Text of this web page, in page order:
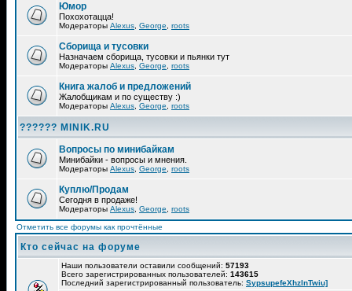
Юмор
Похохотацца!
Модераторы Alexus George roots
Сборища и тусовки
Назначаем сборища, тусовки и пьянки тут
Модераторы Alexus George roots
Книга жалоб и предложений
Жалобщикам и по существу :)
Модераторы Alexus George roots
?????? MINIK.RU
Вопросы по минибайкам
Минибайки - вопросы и мнения.
Модераторы Alexus George roots
Куплю/Продам
Сегодня в продаже!
Модераторы Alexus George roots
Отметить все форумы как прочтённые
Кто сейчас на форуме
Наши пользователи оставили сообщений: 57193
Всего зарегистрированных пользователей: 143615
Последний зарегистрированный пользователь: SypsupefeXhzlnTwiu]